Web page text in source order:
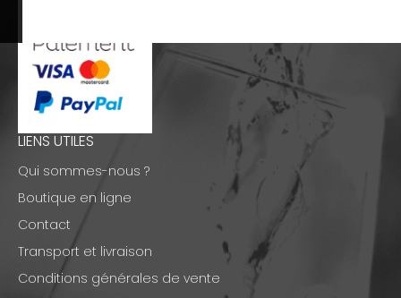
LIENS UTILES
Qui sommes-nous ?
Boutique en ligne
Contact
Transport et livraison
Conditions générales de vente